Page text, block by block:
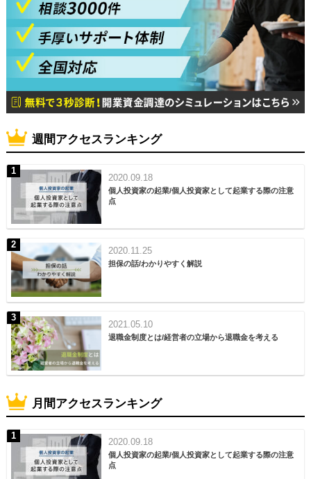
週間アクセスランキング
2020.09.18
個人投資家の起業/個人投資家として起業する際の注意
点
2020.11.25
担保の話/わかりやすく解説
2021.05.10
退職金制度とは/経営者の立場から退職金を考える
月間アクセスランキング
2020.09.18
個人投資家の起業/個人投資家として起業する際の注意
点